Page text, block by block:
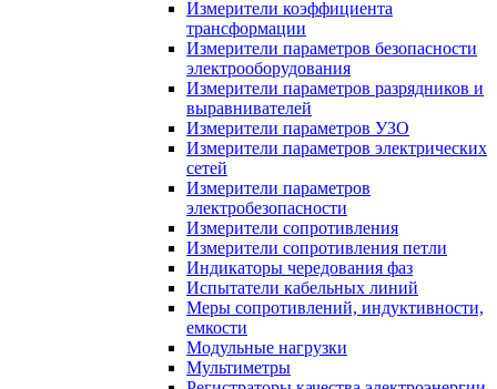
Измерители коэффициента
трансформации
Измерители параметров безопасности
электрооборудования
Измерители параметров разрядников и
выравнивателей
Измерители параметров УЗО
Измерители параметров электрических
сетей
Измерители параметров
электробезопасности
Измерители сопротивления
Измерители сопротивления петли
Индикаторы чередования фаз
Испытатели кабельных линий
Меры сопротивлений, индуктивности,
емкости
Модульные нагрузки
Мультиметры